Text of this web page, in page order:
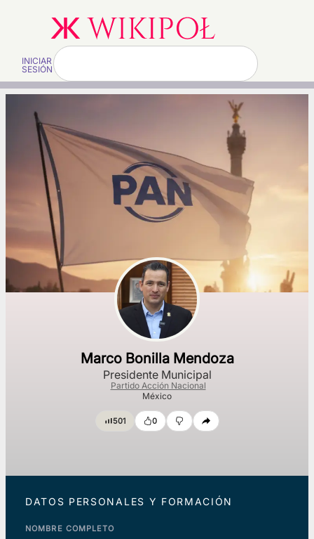
INICIAR
SESIÓN
Marco Bonilla Mendoza
Presidente Municipal
Partido Acción Nacional
México
501 0
DATOS PERSONALES Y FORMACIÓN
NOMBRE COMPLETO